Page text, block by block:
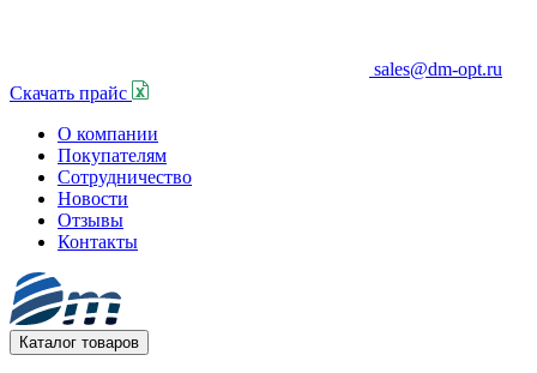
sales@dm-opt.ru
Скачать прайс
О компании
Покупателям
Сотрудничество
Новости
Отзывы
Контакты
Каталог товаров